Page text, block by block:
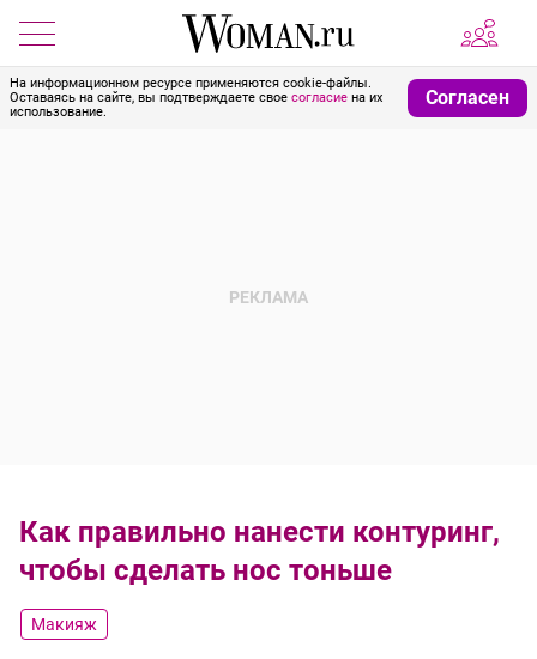
На информационном ресурсе применяются cookie-файлы.
Оставаясь на сайте, вы подтверждаете свое согласие на их
использование.
Согласен
Как правильно нанести контуринг,
чтобы сделать нос тоньше
Макияж